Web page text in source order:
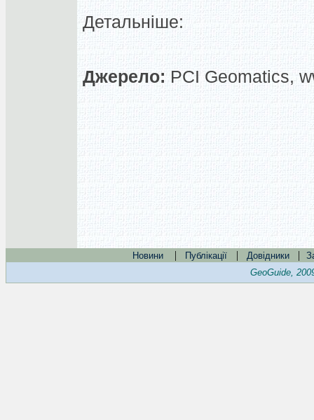
Детальніше:
Джерело: PCI Geomatics,
Новини | Публікації | Довідники |
GeoGuide,